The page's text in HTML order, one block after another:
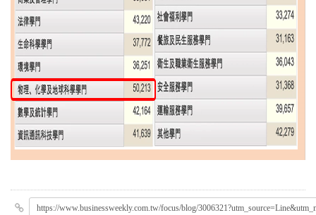
https://www.businessweekly.com.tw/focus/blog/